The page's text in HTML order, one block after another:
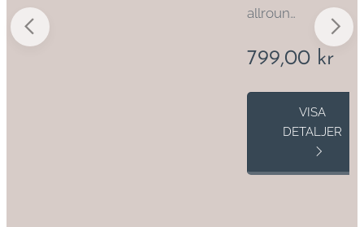
allroun
för
praktisk
799,00 kr
VISA
DETALJER